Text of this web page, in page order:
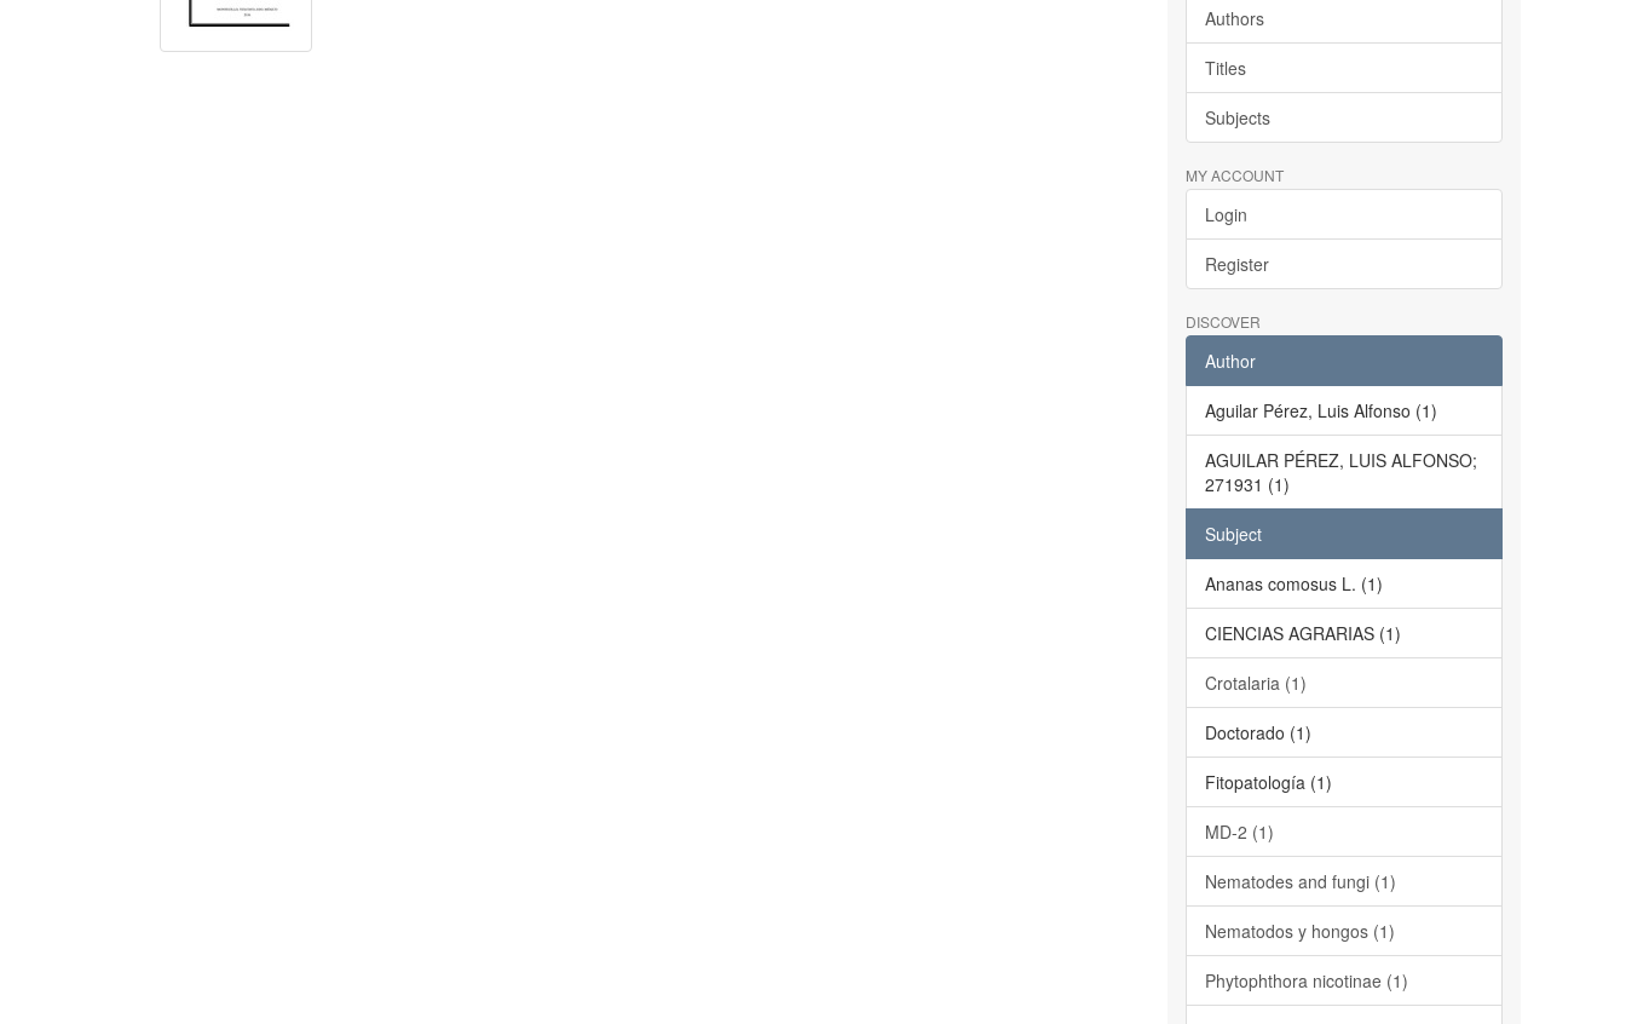
Authors
Titles
Subjects
MY ACCOUNT
Login
Register
DISCOVER
Author
Aguilar Pérez, Luis Alfonso (1)
AGUILAR PÉREZ, LUIS ALFONSO;
271931 (1)
Subject
Ananas comosus L. (1)
CIENCIAS AGRARIAS (1)
Crotalaria (1)
Doctorado (1)
Fitopatología (1)
MD-2 (1)
Nematodes and fungi (1)
Nematodos y hongos (1)
Phytophthora nicotinae (1)